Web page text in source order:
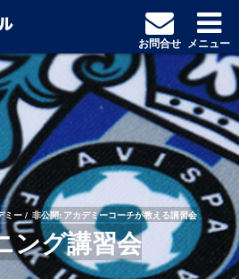
ミー 非公開: アカデミーコーチが教える講習会
ング講習会
お問合せ メニュー